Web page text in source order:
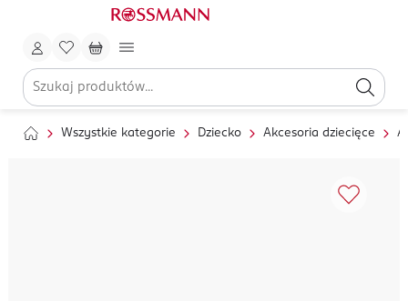
Wszystkie kategorie Dziecko Akcesoria dziecięce